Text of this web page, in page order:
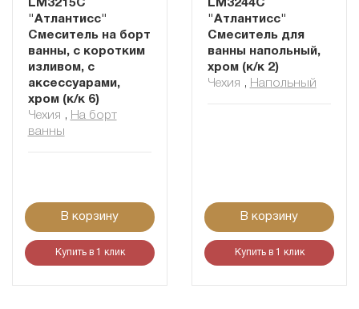
LM3215C
"Атлантисс"
Смеситель на борт
ванны, с коротким
изливом, с
аксессуарами,
хром (к/к 6)
Чехия , На борт
ванны
В корзину
Купить в 1 клик
LM3244C
"Атлантисс"
Смеситель для
ванны напольный,
хром (к/к 2)
Чехия , Напольный
В корзину
Купить в 1 клик